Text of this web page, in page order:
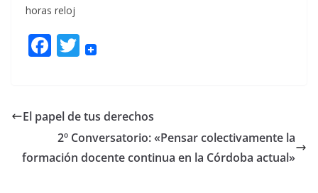
horas reloj
F
b
o
o
T
er
El papel de tus derechos
2º Conversatorio: «Pensar colectivamente la
formación docente continua en la Córdoba actual»